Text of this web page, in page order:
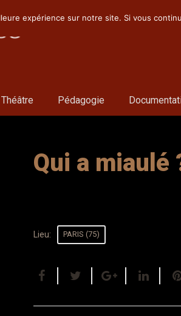
Théâtre Pédagogie
Qui a miaulé
Lieu: PARIS (75)
expérience sur notre site. Si vous